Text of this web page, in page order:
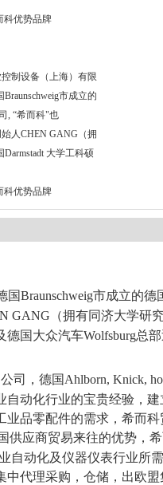
科优势品牌
制设备（上海）有限
市成立的
, “希而科"也
人CHEN GANG（拥
大学工科硕
科优势品牌
国Braunschweig市成立的德
GANG （拥有同济大学研
德国大众汽车Wolfsburg总
公司，德国 Ahlborn, Knick,
动化行业的宝贵经验，建
业品零配件的需求，希而科
供应商贸易来往的优势，
自动化及仪器仪表行业所
代理采购，仓储，出欧盟